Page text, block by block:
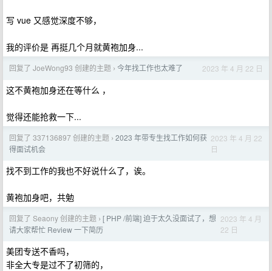
写 vue 又感觉深度不够，
我的评价是 再挺几个月就黄袍加身...
回复了 JoeWong93 创建的主题 › 今年找工作也太难了 2023 年 4 月 22 日
这不黄袍加身还在等什么 ，
觉得还能抢救一下...
回复了 337136897 创建的主题 › 2023 年带专生找工作如何获
得面试机会
2023 年 4 月 22
日
找不到工作的我也不好说什么了，诶。
黄袍加身吧，共勉
回复了 Seaony 创建的主题 › [ PHP /前端] 迫于太久没面试了，想
请大家帮忙 Review 一下简历
2023 年 4 月
22 日
美团专送不香吗，
非全大专是过不了初筛的，